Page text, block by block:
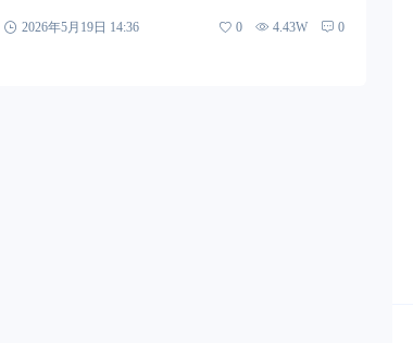
2026年5月19日 14:36 0 4.43W 0